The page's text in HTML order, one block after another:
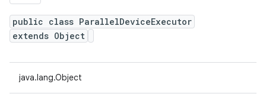
public class ParallelDeviceExecutor
extends Object
java.lang.Object